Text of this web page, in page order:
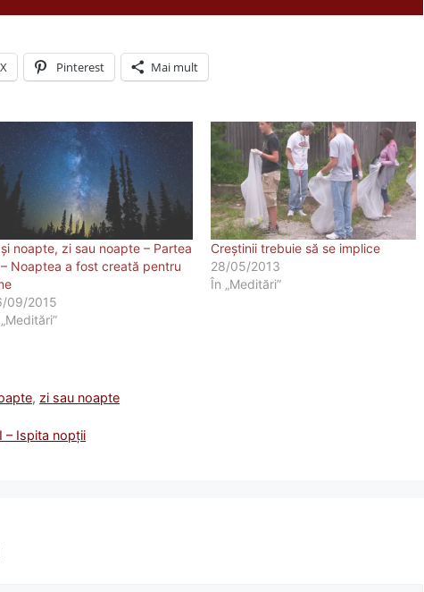
X Pinterest Mai mult
noapte, zi sau noapte – Partea
Noaptea a fost creată pentru
09/2015
Creştinii trebuie să se implice
28/05/2013
În „Meditări”
,zi sau noapte
– Ispita nopții